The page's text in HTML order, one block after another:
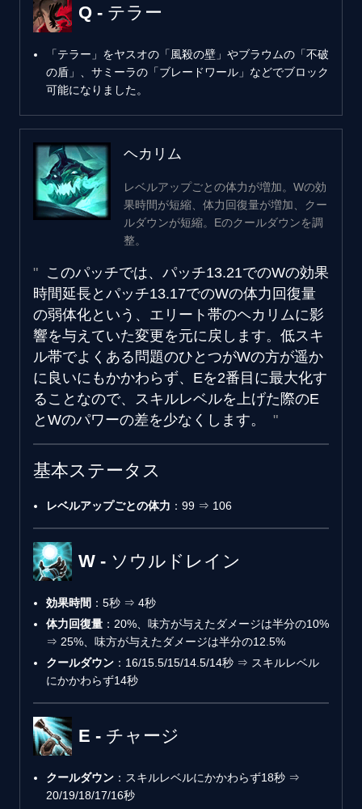
Q - テラー
「テラー」をヤスオの「風殺の壁」やブラウムの「不破
の盾」、サミーラの「ブレードワール」などでブロック
可能になりました。
ヘカリム
レベルアップごとの体力が増加。Wの効
果時間が短縮、体力回復量が増加、クー
ルダウンが短縮。Eのクールダウンを調
整。
このパッチでは、パッチ13.21でのWの効果
時間延長とパッチ13.17でのWの体力回復量
の弱体化という、エリート帯のヘカリムに影
響を与えていた変更を元に戻します。低スキ
ル帯でよくある問題のひとつがWの方が遥か
に良いにもかかわらず、Eを2番目に最大化す
ることなので、スキルレベルを上げた際のE
とWのパワーの差を少なくします。
基本ステータス
レベルアップごとの体力 ：99 ⇒ 106
W - ソウルドレイン
効果時間 ：5秒 ⇒ 4秒
体力回復量 ：20%、味方が与えたダメージは半分の10%
⇒ 25%、味方が与えたダメージは半分の12.5%
クールダウン ：16/15.5/15/14.5/14秒 ⇒ スキルレベル
にかかわらず14秒
E - チャージ
クールダウン ：スキルレベルにかかわらず18秒 ⇒
20/19/18/17/16秒